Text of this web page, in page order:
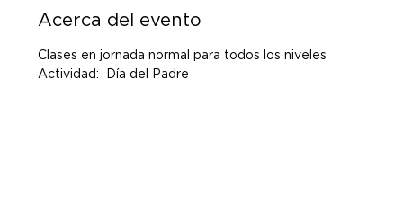
Acerca del evento
Clases en jornada normal para todos los niveles
Actividad:  Día del Padre